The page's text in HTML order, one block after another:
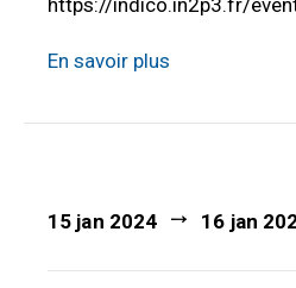
https://indico.in2p3.fr/
En savoir plus
15 jan 2024 16 jan